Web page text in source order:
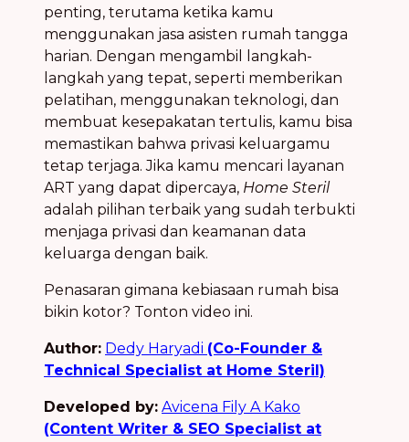
penting, terutama ketika kamu
menggunakan jasa asisten rumah tangga
harian. Dengan mengambil langkah-
langkah yang tepat, seperti memberikan
pelatihan, menggunakan teknologi, dan
membuat kesepakatan tertulis, kamu bisa
memastikan bahwa privasi keluargamu
tetap terjaga. Jika kamu mencari layanan
ART yang dapat dipercaya, Home Steril
adalah pilihan terbaik yang sudah terbukti
menjaga privasi dan keamanan data
keluarga dengan baik.
Penasaran gimana kebiasaan rumah bisa
bikin kotor? Tonton video ini.
Author: Dedy Haryadi (Co-Founder &
Technical Specialist at Home Steril)
Developed by: Avicena Fily A Kako
(Content Writer & SEO Specialist at